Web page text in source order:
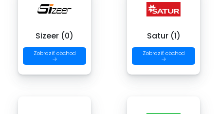
Sizeer (0)
Zobraziť obchod
→
Satur (1)
Zobraziť obchod
→